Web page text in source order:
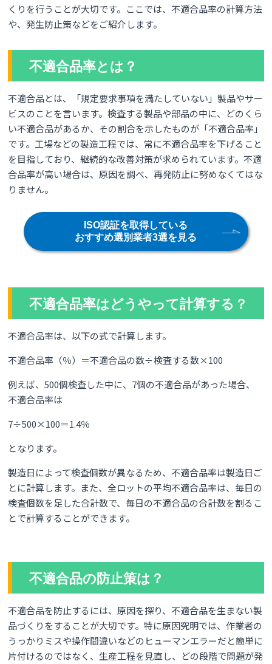
くりを行うことが大切です。ここでは、不適合品率の計算方法
や、発生防止策などをご紹介します。
不適合品率とは？
不適合品とは、「規定要求事項を満たしていない」製品やサー
ビスのことを言います。検査する製品や部品の中に、どのくら
い不適合品があるか、その割合を示したものが「不適合品率」
です。工場などの製造工程では、常に不適合品率を下げること
を目指しており、継続的な改善対策が求められています。不適
合品率が高い場合は、原因を調べ、再発防止に努めなくてはな
りません。
ISO認証を取得している
おすすめ選別業者3選を見る
不適合品率はどうやって計算する？
不適合品率は、以下の式で計算します。
不適合品率（％）＝不適合品の数÷検査する数×100
例えば、500個検査した中に、7個の不適合品があった場合、
不適合品率は
7÷500×100＝1.4％
となります。
製造日によって検査個数が異なるため、不適合品率は製造日ご
とに計算します。また、全ロットの平均不適合品率は、毎日の
検査個数を足した合計数で、毎日の不適合品の合計数を割るこ
とで計算することができます。
不適合品の防止策は？
不適合品を防止するには、原因を探り、不適合品を生まない製
品づくりをすることが大切です。特に原因究明では、作業者の
うっかりミスや操作間違いなどのヒューマンエラーだと簡単に
片付けるのではなく、生産工程を見直し、どの段階で問題が発